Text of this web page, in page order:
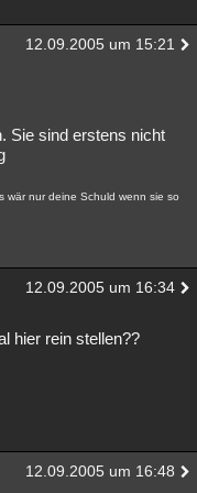
12.09.2005 um 15:21
Sie sind erstens nicht
wär nur deine Schuld wenn sie so
12.09.2005 um 16:34
hier rein stellen??
12.09.2005 um 16:48